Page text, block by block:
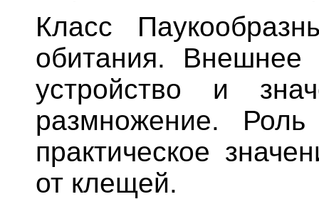
Класс
обитания. Внешнее
устройство и
размножение.
практическое
от клещей.